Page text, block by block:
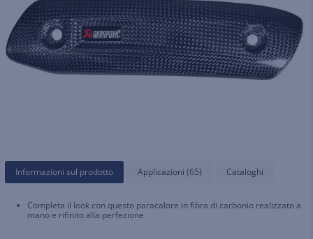
Informazioni sul prodotto Applicazioni (65) Cataloghi
Completa il look con questo paracalore in fibra di carbonio realizzato a
mano e rifinito alla perfezione